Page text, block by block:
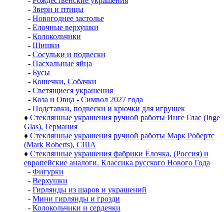
- Звери и птицы
- Новогоднее застолье
- Елочные верхушки
- Колокольчики
- Шишки
- Сосульки и подвески
- Пасхальные яйца
- Бусы
- Кошечки, Собачки
- Светящиеся украшения
- Коза и Овца - Символ 2027 года
- Подставки, подвески и крючки для игрушек
♦ Стеклянные украшения ручной работы Инге Глас (Inge
Glas), Германия
♦ Стеклянные украшения ручной работы Марк Робертс
(Mark Roberts), США
♦ Стеклянные украшения фабрики Ёлочка, (Россия) и
европейские аналоги. Классика русского Нового Года
- Фигурки
- Верхушки
- Гирлянды из шаров и украшений
- Мини гирлянды и грозди
- Колокольчики и сердечки